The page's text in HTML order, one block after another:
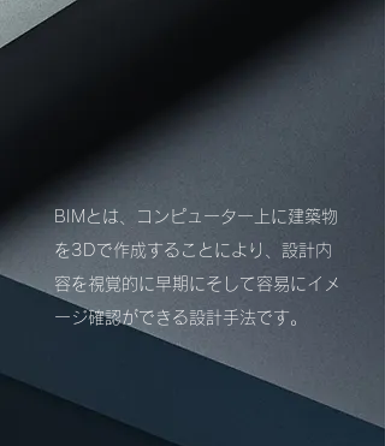
BIMとは、コンピューター上に建築物
を3Dで作成することにより、設計内
容を視覚的に早期にそして容易にイメ
ージ確認ができる設計手法です。
BIM